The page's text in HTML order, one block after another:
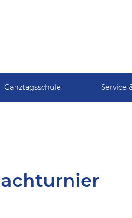
Ganztagsschule Service